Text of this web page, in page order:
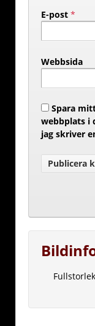
E-post *
Webbsida
Spara
webbplats i
jag skriver